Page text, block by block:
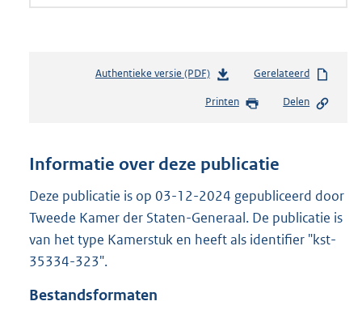
Authentieke versie (PDF)b
s
n
s
r
o
Gerelateerd
Printen Delen
Informatie over deze publicatie
Deze publicatie is op 03-12-2024 gepubliceerd door
Tweede Kamer der Staten-Generaal. De publicatie is
van het type Kamerstuk en heeft als identifier "kst-
35334-323".
Bestandsformaten